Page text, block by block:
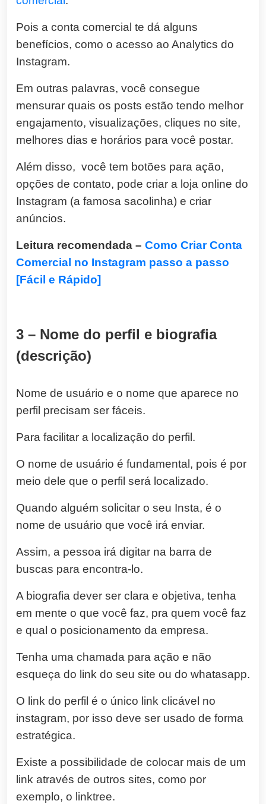
Pois a conta comercial te dá alguns
benefícios, como o acesso ao Analytics do
Instagram.
Em outras palavras, você consegue
mensurar quais os posts estão tendo melhor
engajamento, visualizações, cliques no site,
melhores dias e horários para você postar.
Além disso, você tem botões para ação,
opções de contato, pode criar a loja online do
Instagram (a famosa sacolinha) e criar
anúncios.
Leitura recomendada – Como Criar Conta
Comercial no Instagram passo a passo
[Fácil e Rápido]
3 – Nome do perfil e biografia
(descrição)
Nome de usuário e o nome que aparece no
perfil precisam ser fáceis.
Para facilitar a localização do perfil.
O nome de usuário é fundamental, pois é por
meio dele que o perfil será localizado.
Quando alguém solicitar o seu Insta, é o
nome de usuário que você irá enviar.
Assim, a pessoa irá digitar na barra de
buscas para encontra-lo.
A biografia dever ser clara e objetiva, tenha
em mente o que você faz, pra quem você faz
e qual o posicionamento da empresa.
Tenha uma chamada para ação e não
esqueça do link do seu site ou do whatasapp.
O link do perfil é o único link clicável no
instagram, por isso deve ser usado de forma
estratégica.
Existe a possibilidade de colocar mais de um
link através de outros sites, como por
exemplo, o linktree.